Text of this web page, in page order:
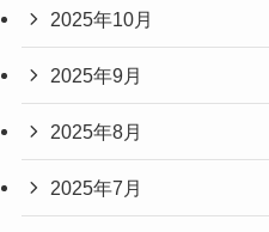
2025年10月
2025年9月
2025年8月
2025年7月